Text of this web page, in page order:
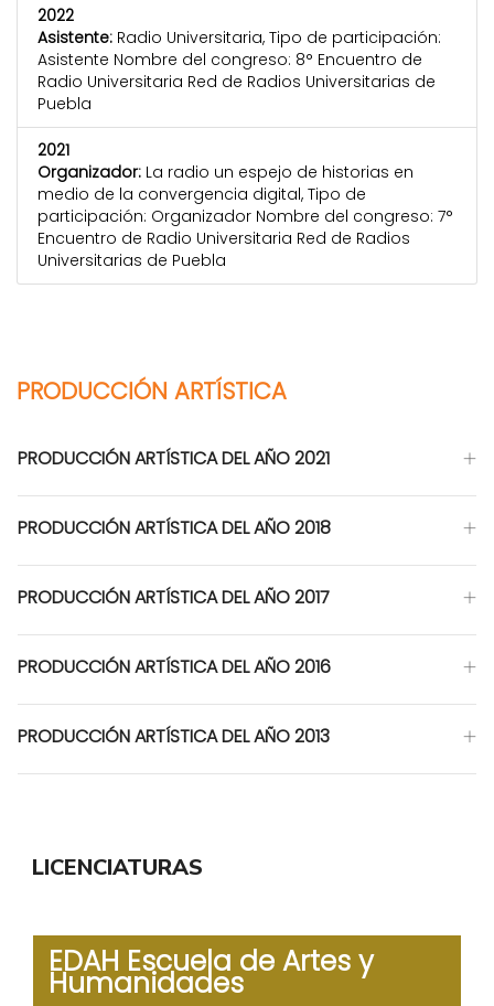
2022
Asistente: Radio Universitaria, Tipo de participación:
Asistente Nombre del congreso: 8° Encuentro de
Radio Universitaria Red de Radios Universitarias de
Puebla
2021
Organizador: La radio un espejo de historias en
medio de la convergencia digital, Tipo de
participación: Organizador Nombre del congreso: 7°
Encuentro de Radio Universitaria Red de Radios
Universitarias de Puebla
PRODUCCIÓN ARTÍSTICA
PRODUCCIÓN ARTÍSTICA DEL AÑO 2021
PRODUCCIÓN ARTÍSTICA DEL AÑO 2018
PRODUCCIÓN ARTÍSTICA DEL AÑO 2017
PRODUCCIÓN ARTÍSTICA DEL AÑO 2016
PRODUCCIÓN ARTÍSTICA DEL AÑO 2013
LICENCIATURAS
EDAH Escuela de Artes y
Humanidades